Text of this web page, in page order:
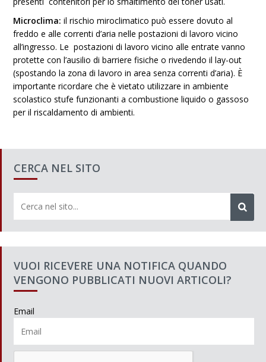
Microclima:il rischio miroclimatico può essere dovuto al
freddo e alle correnti d’aria nelle postazioni di lavoro vicino
all’ingresso. Le postazioni di lavoro vicino alle entrate vanno
protette con l’ausilio di barriere fisiche o rivedendo il lay-out
(spostando la zona di lavoro in area senza correnti d’aria). È
importante ricordare che è vietato utilizzare in ambiente
scolastico stufe funzionanti a combustione liquido o gassoso
per il riscaldamento di ambienti.
CERCA NEL SITO
VUOI RICEVERE UNA NOTIFICA QUANDO
VENGONO PUBBLICATI NUOVI ARTICOLI?
Email